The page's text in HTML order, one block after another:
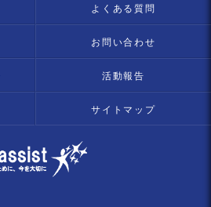
よくある質問
お問い合わせ
活動報告
サイトマップ